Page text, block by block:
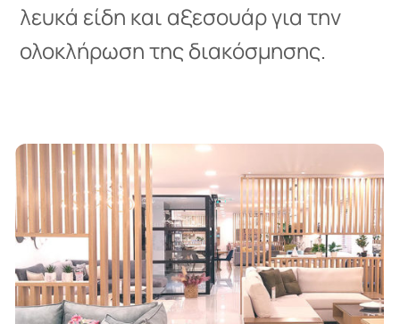
λευκά είδη και αξεσουάρ για την
ολοκλήρωση της διακόσμησης.